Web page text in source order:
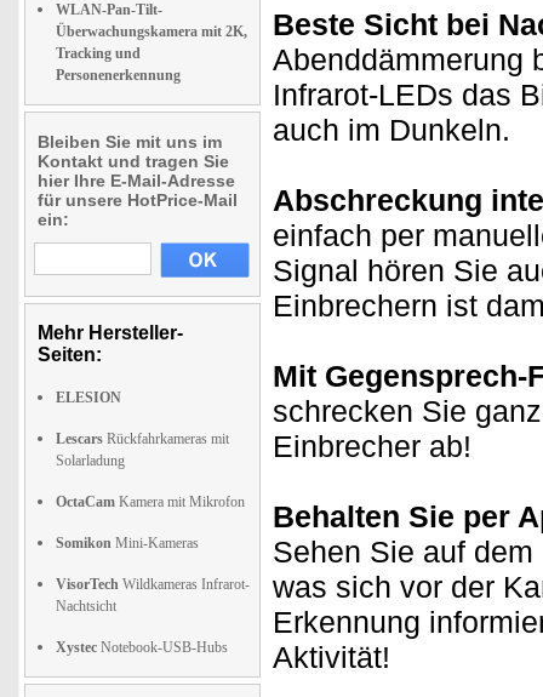
WLAN-Pan-Tilt-
Überwachungskamera mit 2K,
Tracking und
Personenerkennung
Bleiben Sie mit uns im
Kontakt und tragen Sie
hier Ihre E-Mail-Adresse
für unsere HotPrice-Mail
ein:
Mehr Hersteller-
Seiten:
ELESION
Lescars Rückfahrkameras mit
Solarladung
OctaCam Kamera mit Mikrofon
Somikon Mini-Kameras
VisorTech Wildkameras Infrarot-
Nachtsicht
Xystec Notebook-USB-Hubs
Beste Sicht bei
Abenddämmerung
Infrarot-LEDs das
auch im Dunkeln.
Abschreckung
einfach per
Signal hören Sie
Einbrechern ist
Mit Gegensprech-
schrecken Sie
Einbrecher ab!
Behalten Sie per
Sehen Sie auf
was sich vor der
Erkennung
Aktivität!